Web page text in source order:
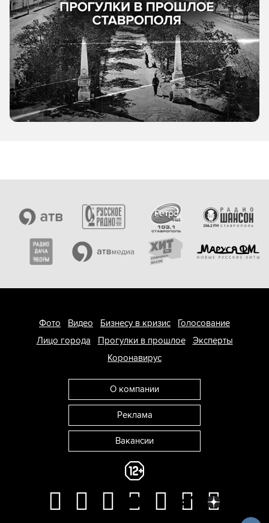
Фото Видео Бизнесу в кризис
Голосование
Лицо города
Прогулки в прошлое
Эксперты
Коронавирус
О компании
Реклама
Вакансии